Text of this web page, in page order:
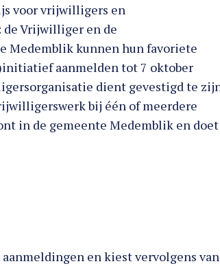
voor vrijwilligers en
Vrijwilliger en de
Medemblik kunnen hun favoriete
aanmelden tot 7 oktober
dient gevestigd te
bij één of meerdere
in de gemeente Medemblik en
en kiest vervolgens van